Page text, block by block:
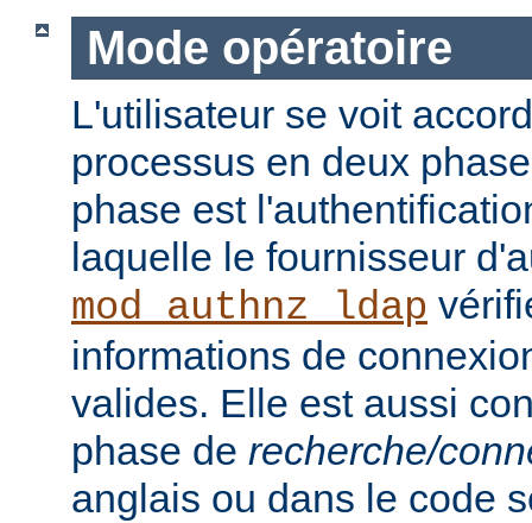
Mode opératoire
L'utilisateur se voit
processus en deux
phase est
laquelle le fournisseur
mod_authnz_ldap
informations de
valides. Elle est aussi
phase de recherche/
anglais ou dans le code